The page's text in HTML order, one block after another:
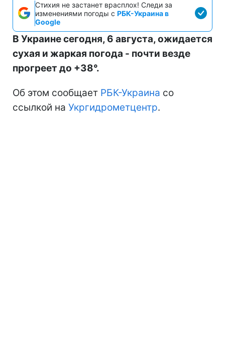
Стихия не застанет врасплох! Следи за
изменениями погоды с РБК-Украина в
Google
В Украине сегодня, 6 августа, ожидается
сухая и жаркая погода - почти везде
прогреет до +38°.
Об этом сообщает РБК-Украина со
ссылкой на Укргидрометцентр.